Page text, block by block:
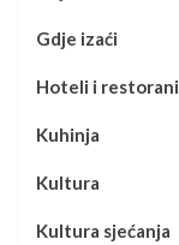
Gdje izaći
Hoteli i restorani
Kuhinja
Kultura
Kultura sjećanja